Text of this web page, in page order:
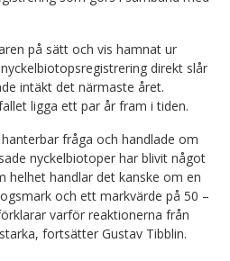
på sätt och vis hamnat ur
direkt slår
intäkt det närmaste året.
ligga ett par år fram i tiden.
fråga och handlade om
nyckelbiotoper har blivit något
helhet handlar det kanske om en
och ett markvärde på 50 –
varför reaktionerna från
fortsätter Gustav Tibblin.